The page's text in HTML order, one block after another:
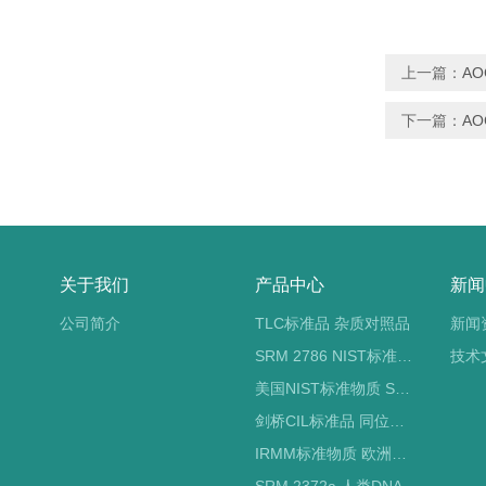
上一篇：
下一篇：
关于我们
公司简介
产品中心
TLC标准品 杂质对照品
SRM 2786 NIST标准物质 PM2.5标准品
美国NIST标准物质 SRM标准品
新
新闻
技术